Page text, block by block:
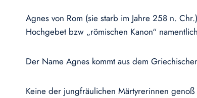
Agnes von Rom (sie starb im Jahre 258 n.
Hochgebet bzw „römischen Kanon“
Der Name Agnes kommt aus dem
Keine der jungfräulichen Märtyrerinnen